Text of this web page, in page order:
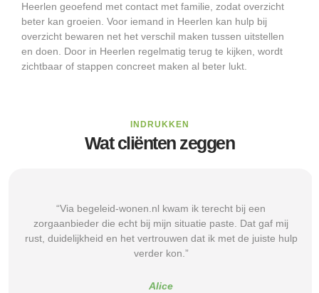
Heerlen geoefend met contact met familie, zodat overzicht
beter kan groeien. Voor iemand in Heerlen kan hulp bij
overzicht bewaren net het verschil maken tussen uitstellen
en doen. Door in Heerlen regelmatig terug te kijken, wordt
zichtbaar of stappen concreet maken al beter lukt.
INDRUKKEN
Wat cliënten zeggen
“Via begeleid-wonen.nl kwam ik terecht bij een
zorgaanbieder die echt bij mijn situatie paste. Dat gaf mij
rust, duidelijkheid en het vertrouwen dat ik met de juiste hulp
verder kon.”
Alice